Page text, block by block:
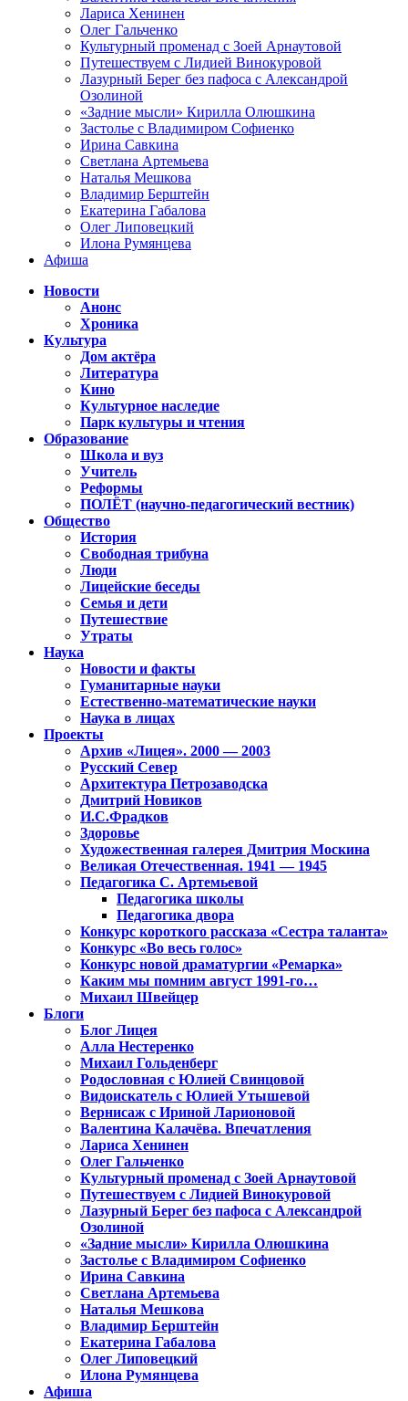
Лариса Хенинен
Олег Гальченко
Культурный променад с Зоей Арнаутовой
Путешествуем с Лидией Винокуровой
Лазурный Берег без пафоса с Александрой
Озолиной
«Задние мысли» Кирилла Олюшкина
Застолье с Владимиром Софиенко
Ирина Савкина
Светлана Артемьева
Наталья Мешкова
Владимир Берштейн
Екатерина Габалова
Олег Липовецкий
Илона Румянцева
Афиша
Новости
Анонс
Хроника
Культура
Дом актёра
Литература
Кино
Культурное наследие
Парк культуры и чтения
Образование
Школа и вуз
Учитель
Реформы
ПОЛЁТ (научно-педагогический вестник)
Общество
История
Свободная трибуна
Люди
Лицейские беседы
Семья и дети
Путешествие
Утраты
Наука
Новости и факты
Гуманитарные науки
Естественно-математические науки
Наука в лицах
Проекты
Архив «Лицея». 2000 — 2003
Русский Север
Архитектура Петрозаводска
Дмитрий Новиков
И.С.Фрадков
Здоровье
Художественная галерея Дмитрия Москина
Великая Отечественная. 1941 — 1945
Педагогика С. Артемьевой
Педагогика школы
Педагогика двора
Конкурс короткого рассказа «Сестра таланта»
Конкурс «Во весь голос»
Конкурс новой драматургии «Ремарка»
Каким мы помним август 1991-го…
Михаил Швейцер
Блоги
Блог Лицея
Алла Нестеренко
Михаил Гольденберг
Родословная с Юлией Свинцовой
Видоискатель с Юлией Утышевой
Вернисаж с Ириной Ларионовой
Валентина Калачёва. Впечатления
Лариса Хенинен
Олег Гальченко
Культурный променад с Зоей Арнаутовой
Путешествуем с Лидией Винокуровой
Лазурный Берег без пафоса с Александрой
Озолиной
«Задние мысли» Кирилла Олюшкина
Застолье с Владимиром Софиенко
Ирина Савкина
Светлана Артемьева
Наталья Мешкова
Владимир Берштейн
Екатерина Габалова
Олег Липовецкий
Илона Румянцева
Афиша